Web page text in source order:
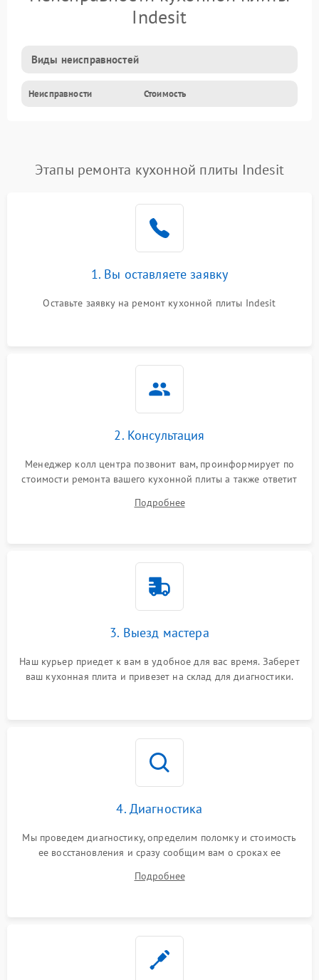
Indesit
Виды неисправностей
Неисправности Стоимость
Этапы ремонта кухонной плиты Indesit
1. Вы оставляете заявку
Оставьте заявку на ремонт кухонной плиты Indesit
2. Консультация
Менеджер колл центра позвонит вам, проинформирует по
стоимости ремонта вашего кухонной плиты а также ответит
Подробнее
3. Выезд мастера
Наш курьер приедет к вам в удобное для вас время. Заберет
ваш кухонная плита и привезет на склад для диагностики.
4. Диагностика
Мы проведем диагностику, определим поломку и стоимость
ее восстановления и сразу сообщим вам о сроках ее
Подробнее